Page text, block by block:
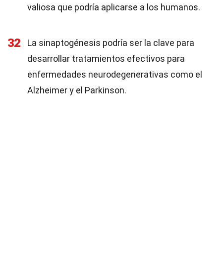
valiosa que podría aplicarse a los humanos.
32
La sinaptogénesis podría ser la clave para
desarrollar tratamientos efectivos para
enfermedades neurodegenerativas como el
Alzheimer y el Parkinson.